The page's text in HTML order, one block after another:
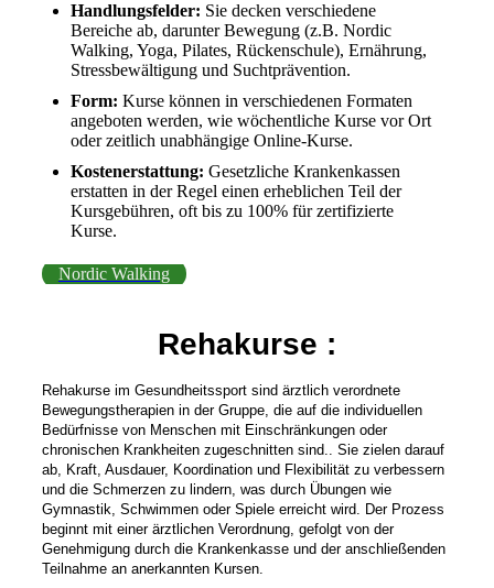
Handlungsfelder: Sie decken verschiedene
Bereiche ab, darunter Bewegung (z.B. Nordic
Walking, Yoga, Pilates, Rückenschule), Ernährung,
Stressbewältigung und Suchtprävention.
Form: Kurse können in verschiedenen Formaten
angeboten werden, wie wöchentliche Kurse vor Ort
oder zeitlich unabhängige Online-Kurse.
Kostenerstattung: Gesetzliche Krankenkassen
erstatten in der Regel einen erheblichen Teil der
Kursgebühren, oft bis zu 100% für zertifizierte
Kurse.
Nordic Walking
Rehakurse :
Rehakurse im Gesundheitssport sind ärztlich verordnete
Bewegungstherapien in der Gruppe, die auf die individuellen
Bedürfnisse von Menschen mit Einschränkungen oder
chronischen Krankheiten zugeschnitten sind.. Sie zielen darauf
ab, Kraft, Ausdauer, Koordination und Flexibilität zu verbessern
und die Schmerzen zu lindern, was durch Übungen wie
Gymnastik, Schwimmen oder Spiele erreicht wird. Der Prozess
beginnt mit einer ärztlichen Verordnung, gefolgt von der
Genehmigung durch die Krankenkasse und der anschließenden
Teilnahme an anerkannten Kursen.